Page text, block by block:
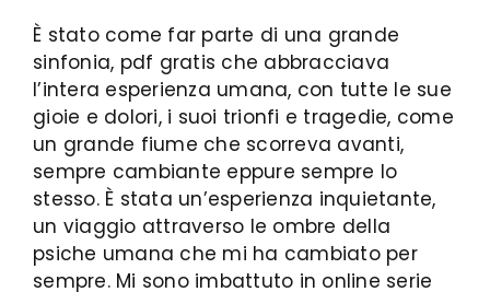
È stato come far parte di una grande
sinfonia, pdf gratis che abbracciava
l’intera esperienza umana, con tutte le sue
gioie e dolori, i suoi trionfi e tragedie, come
un grande fiume che scorreva avanti,
sempre cambiante eppure sempre lo
stesso. È stata un’esperienza inquietante,
un viaggio attraverso le ombre della
psiche umana che mi ha cambiato per
sempre. Mi sono imbattuto in online serie